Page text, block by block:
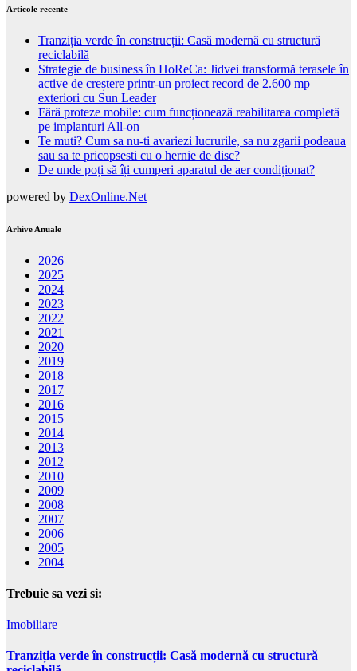
Articole recente
Tranziția verde în construcții: Casă modernă cu structură
reciclabilă
Strategie de business în HoReCa: Jidvei transformă terasele în
active de creștere printr-un proiect record de 2.600 mp
exteriori cu Sun Leader
Fără proteze mobile: cum funcționează reabilitarea completă
pe implanturi All-on
Te muti? Cum sa nu-ti avariezi lucrurile, sa nu zgarii podeaua
sau sa te pricopsesti cu o hernie de disc?
De unde poți să îți cumperi aparatul de aer condiționat?
powered by DexOnline.Net
Arhive Anuale
2026
2025
2024
2023
2022
2021
2020
2019
2018
2017
2016
2015
2014
2013
2012
2010
2009
2008
2007
2006
2005
2004
Trebuie sa vezi si:
Imobiliare
Tranziția verde în construcții: Casă modernă cu structură